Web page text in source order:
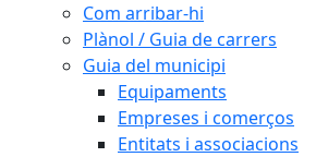
Com arribar-hi
Plànol / Guia de carrers
Guia del municipi
Equipaments
Empreses i comerços
Entitats i associacions